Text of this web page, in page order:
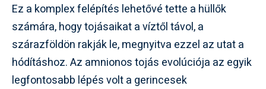
Ez a komplex felépítés lehetővé tette a hüllők
számára, hogy tojásaikat a víztől távol, a
szárazföldön rakják le, megnyitva ezzel az utat a
hódításhoz. Az amnionos tojás evolúciója az egyik
legfontosabb lépés volt a gerincesek